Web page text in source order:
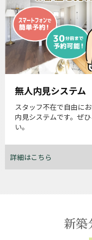
無人内見システム
スタッフ不在で自由に
内見システムです。ぜ
い。
新築